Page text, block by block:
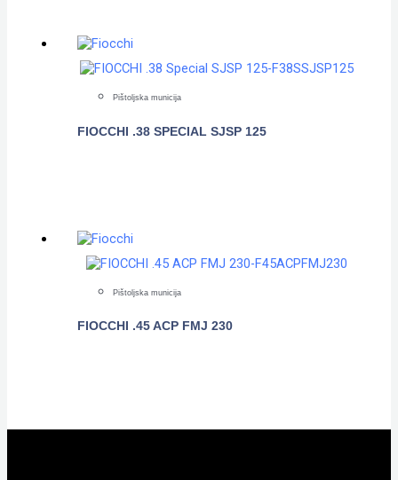
Pištoljska municija
FIOCCHI .38 SPECIAL SJSP 125
Pištoljska municija
FIOCCHI .45 ACP FMJ 230